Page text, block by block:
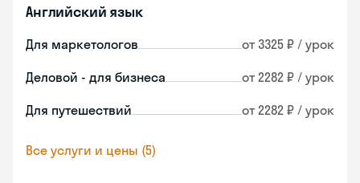
Английский язык
Для маркетологов от 3325 ₽ / урок
Деловой - для бизнеса от 2282 ₽ / урок
Для путешествий от 2282 ₽ / урок
Все услуги и цены (5)